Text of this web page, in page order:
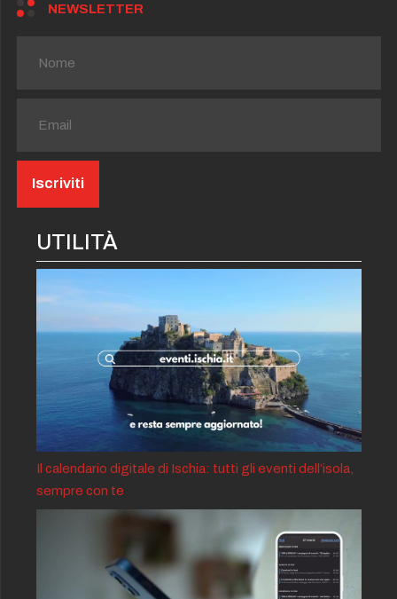
NEWSLETTER
UTILITÀ
Il calendario digitale di Ischia: tutti gli eventi dell’isola,
sempre con te